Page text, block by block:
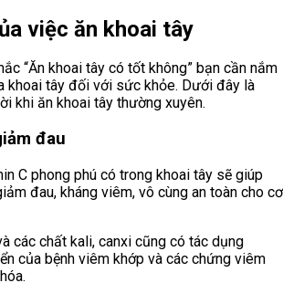
việc ăn khoai tây
“Ăn khoai tây có tốt không” bạn cần nắm
khoai tây đối với sức khỏe. Dưới đây là
khi ăn khoai tây thường xuyên.
đau
C phong phú có trong khoai tây sẽ giúp
đau, kháng viêm, vô cùng an toàn cho cơ
các chất kali, canxi cũng có tác dụng
của bệnh viêm khớp và các chứng viêm